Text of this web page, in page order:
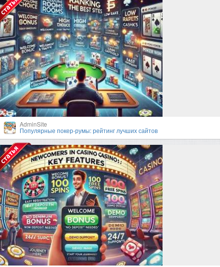
AdminSite
Популярные покер-румы: рейтинг лучших сайтов